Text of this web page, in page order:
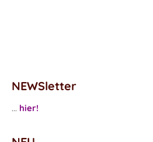
NEWSletter
... hier!